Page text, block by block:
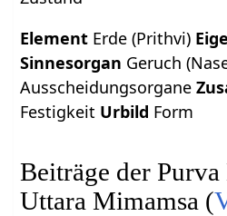
Element Erde (Prithvi)
Sinnesorgan Geruch
Ausscheidungsorgane
Festigkeit Urbild Form
Beiträge der
Uttara Mimamsa (